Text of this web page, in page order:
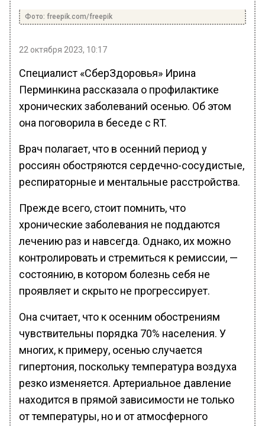
Фото: freepik.com/freepik
22 октября 2023, 10:17
Специалист «СберЗдоровья» Ирина
Перминкина рассказала о профилактике
хронических заболеваний осенью. Об этом
она поговорила в беседе с RT.
Врач полагает, что в осенний период у
россиян обостряются сердечно-сосудистые,
респираторные и ментальные расстройства.
Прежде всего, стоит помнить, что
хронические заболевания не поддаются
лечению раз и навсегда. Однако, их можно
контролировать и стремиться к ремиссии, —
состоянию, в котором болезнь себя не
проявляет и скрыто не прогрессирует.
Она считает, что к осенним обострениям
чувствительны порядка 70% населения. У
многих, к примеру, осенью случается
гипертония, поскольку температура воздуха
резко изменяется. Артериальное давление
находится в прямой зависимости не только
от температуры, но и от атмосферного